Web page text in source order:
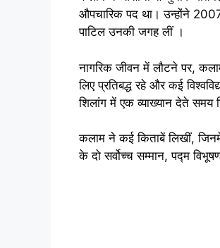
औपचारिक पद था। उन्होंने
पाटिल उनकी जगह लीं ।
नागरिक जीवन में लौटने पर,
लिए प्रतिबद्ध रहे और कई
शिलांग में एक व्याख्यान देते समय
कलाम ने कई किताबें लिखीं,
के दो सर्वोच्च सम्मान, पद्म